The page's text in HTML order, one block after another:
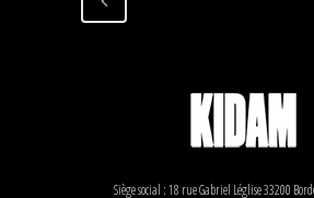
Siège social : 18 rue Gabriel Léglise 33200